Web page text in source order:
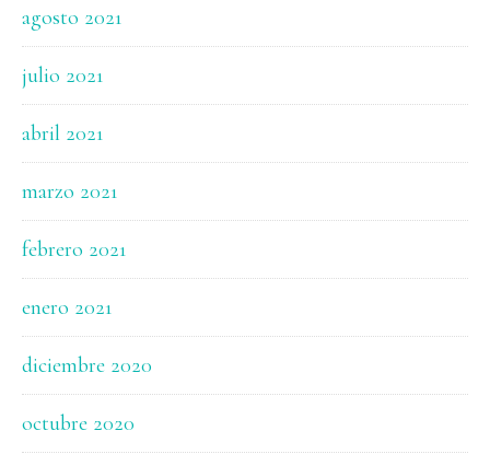
agosto 2021
julio 2021
abril 2021
marzo 2021
febrero 2021
enero 2021
diciembre 2020
octubre 2020